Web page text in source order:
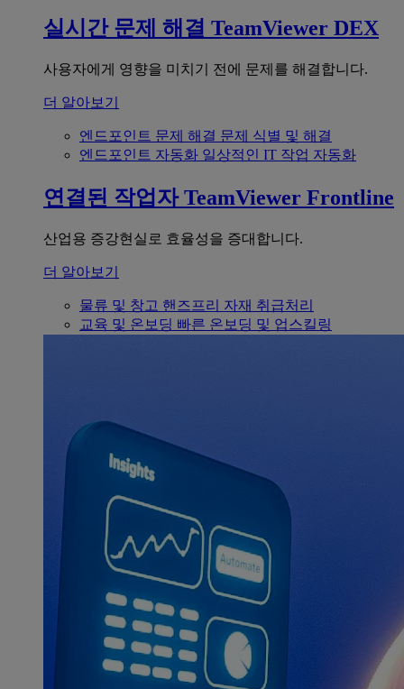
실시간 문제 해결 TeamViewer DEX
사용자에게 영향을 미치기 전에 문제를 해결합니다.
더 알아보기
엔드포인트 문제 해결 문제 식별 및 해결
엔드포인트 자동화 일상적인 IT 작업 자동화
연결된 작업자 TeamViewer Frontline
산업용 증강현실로 효율성을 증대합니다.
더 알아보기
물류 및 창고 핸즈프리 자재 취급처리
교육 및 온보딩 빠른 온보딩 및 업스킬링